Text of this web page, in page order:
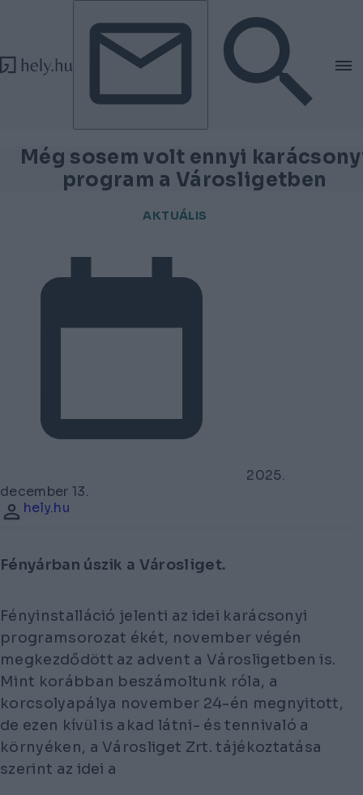
Tovább a tartalomhoz
Tovább a lábléchez
Még sosem volt ennyi
program a Városligetben
AKTUÁLIS
2025.
december 13.
hely.hu
Fényárban úszik a Városliget.
Fényinstalláció jelenti az idei karácsonyi
programsorozat ékét, november végén
megkezdődött az advent a Városligetben is.
Mint korábban beszámoltunk róla, a
korcsolyapálya november 24-én megnyitott,
de ezen kívül is akad látni- és tennivaló a
környéken, a Városliget Zrt. tájékoztatása
szerint az idei a